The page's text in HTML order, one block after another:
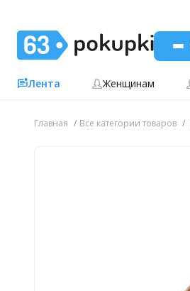
Лента Женщинам
Главная Все категории товаров